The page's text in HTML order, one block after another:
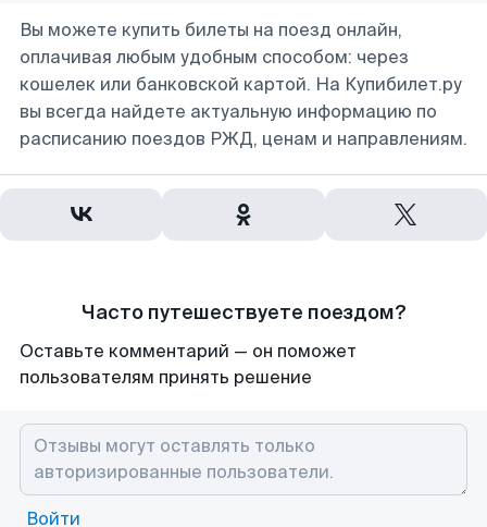
Вы можете купить билеты на поезд онлайн,
оплачивая любым удобным способом: через
кошелек или банковской картой. На Купибилет.ру
вы всегда найдете актуальную информацию по
расписанию поездов РЖД, ценам и направлениям.
Часто путешествуете поездом?
Оставьте комментарий — он поможет
пользователям принять решение
Войти